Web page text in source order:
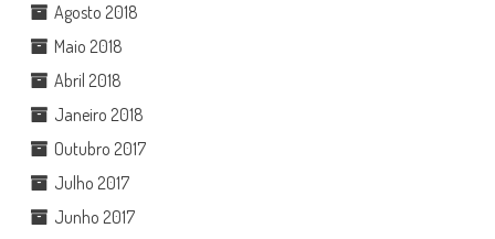
Agosto 2018
Maio 2018
Abril 2018
Janeiro 2018
Outubro 2017
Julho 2017
Junho 2017